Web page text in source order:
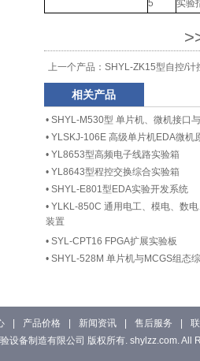
5 实验
上一个产品： SHYL-ZK15型自控/计
相关产品
• SHYL-M530型 单片机、微机接口
• YLSKJ-106E 高级单片机EDA微机
• YL8653型高频电子线路实验箱
• YL8643型程控交换综合实验箱
• SHYL-E801型EDA实验开发系统
• YLKL-850C 通用电工、模电、数
装置
• SYL-CPT16 FPGA扩展实验板
• SHYL-528M 单片机与MCGS组态
产品价格 新闻资讯 售后服务
设备制造有限公司 版权所有. shylzz.com. All